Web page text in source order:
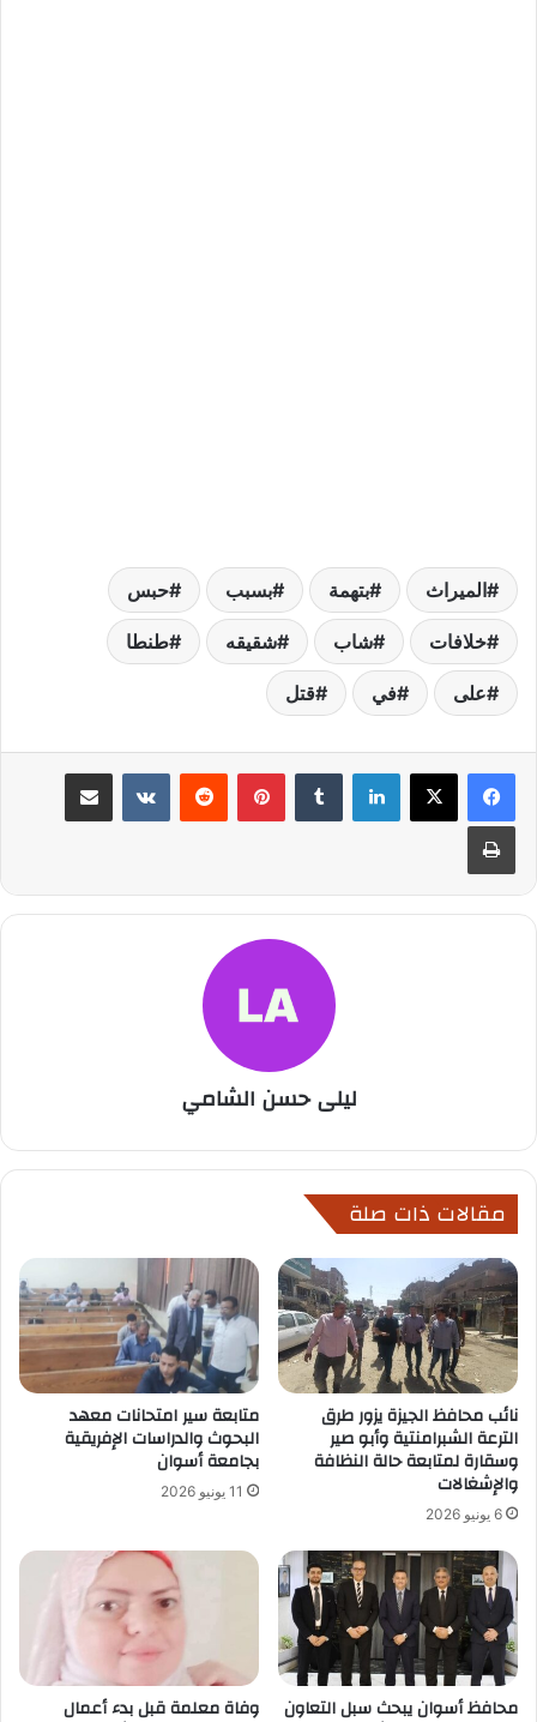
الميراث بتهمة بسبب حبس
خلافات شاب شقيقه طنطا
على في قتل
لينكدإن بينتيريست مشاركة عبر البريد
طباعة
ليلى حسن الشامي
مقالات ذات صلة
نائب محافظ الجيزة يزور طرق
الترعة الشبرامنتية وأبو صير
وسقارة لمتابعة حالة النظافة
والإشغالات
6 يونيو 2026
متابعة سير امتحانات معهد
البحوث والدراسات الإفريقية
بجامعة أسوان
11 يونيو 2026
محافظ أسوان يبحث سبل التعاون وفاة معلمة قبل بدء أعمال